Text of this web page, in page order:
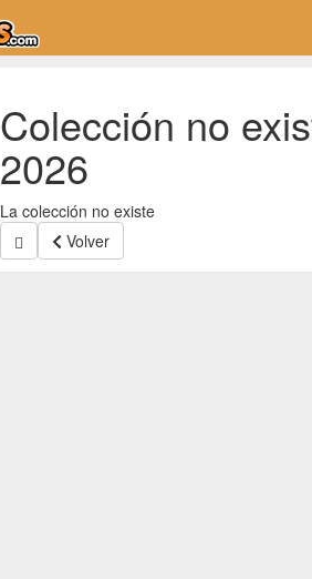
Colección no
2026
La colección no existe
Volver